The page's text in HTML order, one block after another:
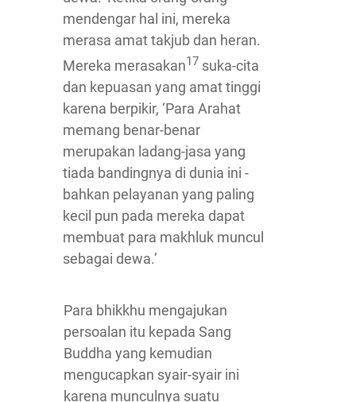
mendengar hal ini, mereka
merasa amat takjub dan heran.
Mereka merasakan17 suka-cita
dan kepuasan yang amat tinggi
karena berpikir, ‘Para Arahat
memang benar-benar
merupakan ladang-jasa yang
tiada bandingnya di dunia ini -
bahkan pelayanan yang paling
kecil pun pada mereka dapat
membuat para makhluk muncul
sebagai dewa.’
Para bhikkhu mengajukan
persoalan itu kepada Sang
Buddha yang kemudian
mengucapkan syair-syair ini
karena munculnya suatu